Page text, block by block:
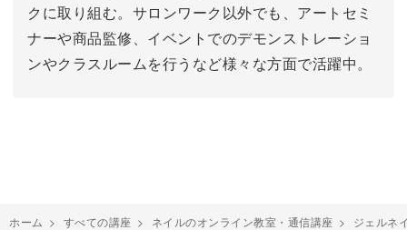
クに取り組む。サロンワーク以外でも、アートセミ
ナーや商品監修、イベントでのデモンストレーショ
ンやクラスルームを行うなど様々な方面で活躍中。
ホーム > すべての講座 > ネイルのオンライン教室・通信講座 > ジェルネ